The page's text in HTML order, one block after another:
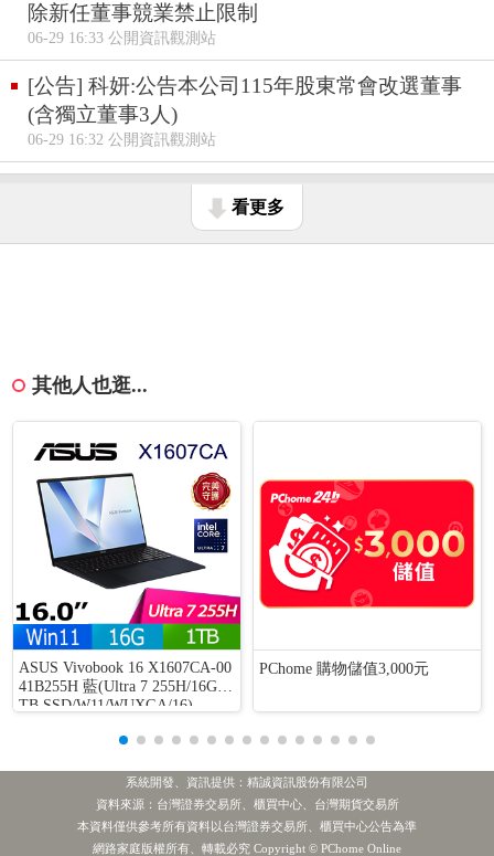
除新任董事競業禁止限制
06-29 16:33 公開資訊觀測站
[公告] 科妍:公告本公司115年股東常會改選董事
(含獨立董事3人)
06-29 16:32 公開資訊觀測站
看更多
其他人也逛...
ASUS Vivobook 16 X1607CA-00
41B255H 藍(Ultra 7 255H/16G/1
TB SSD/W11/WUXGA/16)
PChome 購物儲值3,000元
系統開發、資訊提供：精誠資訊股份有限公司
資料來源：台灣證券交易所、櫃買中心、台灣期貨交易所
本資料僅供參考所有資料以台灣證券交易所、櫃買中心公告為準
網路家庭版權所有、轉載必究 Copyright © PChome Online